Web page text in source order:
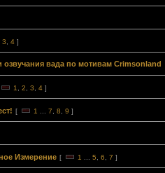
3 4 ]
озвучания вада по мотивам Crimsonland
1 2 3 4 ]
[ 1 7 8 9 ]
Измерение [ 1 5 6 7 ]